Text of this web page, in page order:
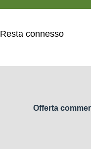
Resta connesso
Offerta